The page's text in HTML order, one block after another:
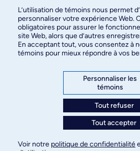
des relations publiques
3744, rue Jean-Brillant, bureau 490
Montréal (Québec) H3T 1P1
Paramètres des témoins
L’utilisation de témoins nous permet
personnaliser votre expérience Web.
obligatoires pour assurer le
site Web, alors que d’autres
En acceptant tout, vous consentez à
témoins pour mieux répondre à vos
Personnaliser les
témoins
Tout refuser
Tout accepter
Voir notre politique de confidentialité